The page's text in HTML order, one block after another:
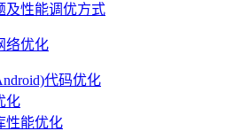
性能调优方式
络优化
代码优化
化
能优化